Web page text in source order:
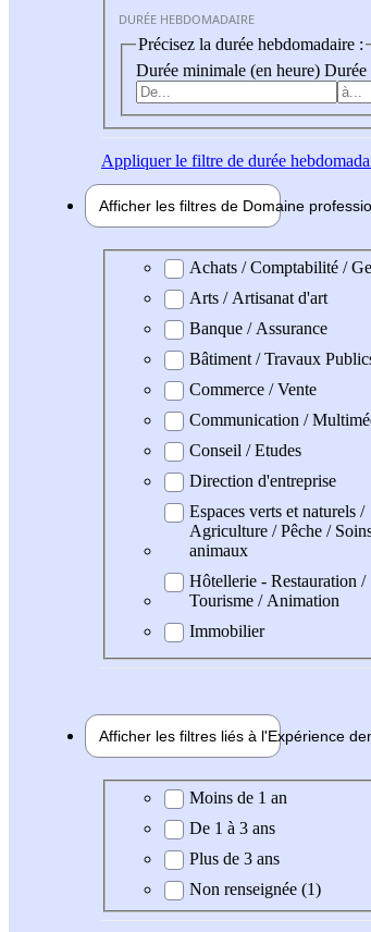
DURÉE HEBDOMADAIRE
Précisez la durée hebdomadaire :
Durée minimale (en heure) Durée
Appliquerle filtre de durée
Afficher les filtres de Domaine pro
Domaine professionel
Achats / Comptabilité /
Arts / Artisanat d'art
Banque / Assurance
Bâtiment / Travaux
Commerce / Vente
Communication /
Conseil / Etudes
Direction d'entreprise
Espaces verts et naturels /
Agriculture / Pêche /
animaux
Hôtellerie - Restauration /
Tourisme / Animation
Immobilier
Afficher les filtres liés à l'Expérience
Expérience demandée
Moins de 1 an
De 1 à 3 ans
Plus de 3 ans
Non renseignée (1)